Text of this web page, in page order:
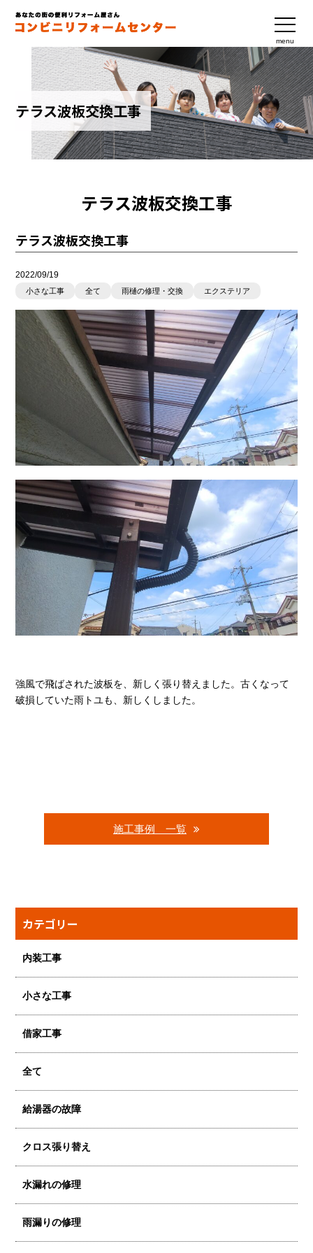
menu
テラス波板交換工事
テラス波板交換工事
テラス波板交換工事
2022/09/19
小さな工事 全て 雨樋の修理・交換 エクステリア
強風で飛ばされた波板を、新しく張り替えました。古くなって
破損していた雨トユも、新しくしました。
施工事例 一覧
カテゴリー
内装工事
小さな工事
借家工事
全て
給湯器の故障
クロス張り替え
水漏れの修理
雨漏りの修理